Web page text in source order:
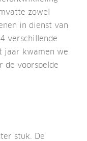
zowel
in dienst van
verschillende
jaar kwamen we
de voorspelde
stuk. De